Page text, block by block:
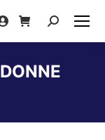
Cerca:
DONNE